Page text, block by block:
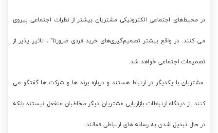
در محیط‌های اجتماعی الکترونیکی مشتریان بیشتر از نظرات اجتماعی پیروی
می کنند. در واقع بیشتر تصمیم‌گیری‌های خرید فردی ضرورتا” ، تاثیر پذیر از
تصمیمات اجتماعی خواهد شد.
مشتریان با یکدیگر در ارتباط هستند و درباره برند ها و شرکت ها گفتگو می
کنند. از دیدگاه ارتباطات بازاریابی مشتریان دیگر مخاطبان منفعل نیستند بلکه
در حال تبدیل شدن به رسانه های ارتباطی فعالند.